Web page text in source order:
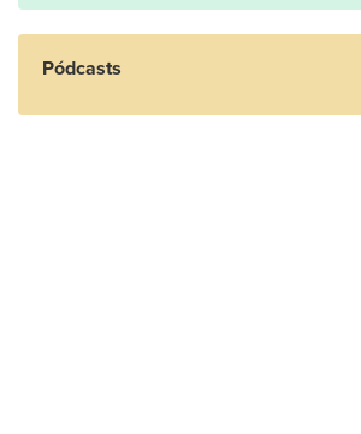
Pódcasts